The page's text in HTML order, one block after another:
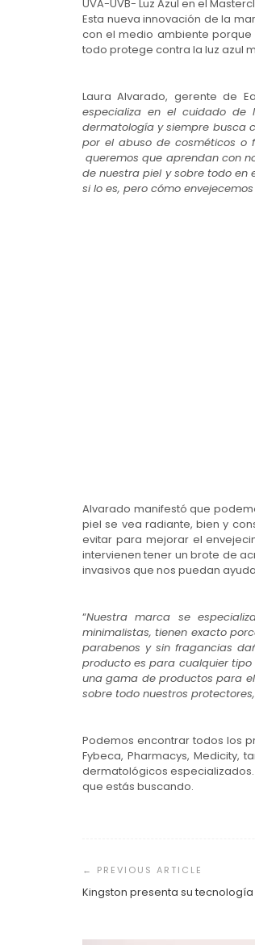
UVA-UVB- Luz Azul en el
Esta nueva innovación de la
con el medio ambiente
todo protege contra la luz azul
Laura Alvarado, gerente de
especializa en el cuidado
dermatología y siempre busca
por el abuso de cosméticos o
queremos que aprendan con
de nuestra piel y sobre todo en
si lo es, pero cómo
Alvarado manifestó que
piel se vea radiante, bien y
evitar para mejorar el
intervienen tener un brote de
invasivos que nos puedan
“Nuestra marca se
minimalistas, tienen exacto
parabenos y sin fragancias
producto es para cualquier tipo
una gama de productos para
sobre todo nuestros
Podemos encontrar todos los
Fybeca, Pharmacys, Medicity,
dermatológicos
que estás buscando.
de
entradas
Kingston presenta su